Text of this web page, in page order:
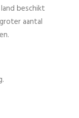
beschikt
aantal